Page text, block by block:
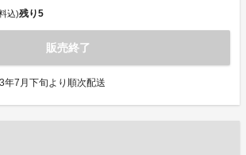
込)残り5
販売終了
年7月下旬より順次配送